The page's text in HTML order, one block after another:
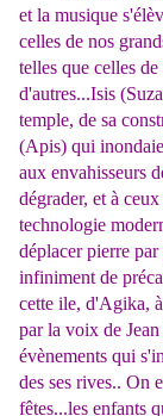
et la musique
celles de nos
telles que celles
d'autres...Isis
temple, de sa
(Apis) qui
aux envahisseurs
dégrader, et à
technologie
déplacer pierre
infiniment de
cette ile, d'Agika,
par la voix de
évènements qui
des ses rives.. On
fêtes...les enfants